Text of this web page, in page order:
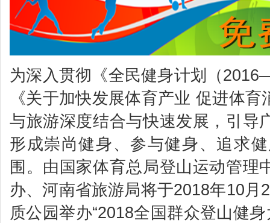
为深入贯彻《全民健身计划（
《关于加快发展体育产业 促进体
与旅游深度结合与快速发展，引导
形成崇尚健身、参与健身、追求
围。由国家体育总局登山运动管理
办、河南省旅游局将于2018年10
质公园举办“2018全国群众登山健